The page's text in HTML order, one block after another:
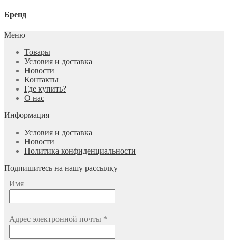
Бренд
Меню
Товары
Условия и доставка
Новости
Контакты
Где купить?
О нас
Информация
Условия и доставка
Новости
Политика конфиденциальности
Подпишитесь на нашу рассылку
Имя
Адрес электронной почты *